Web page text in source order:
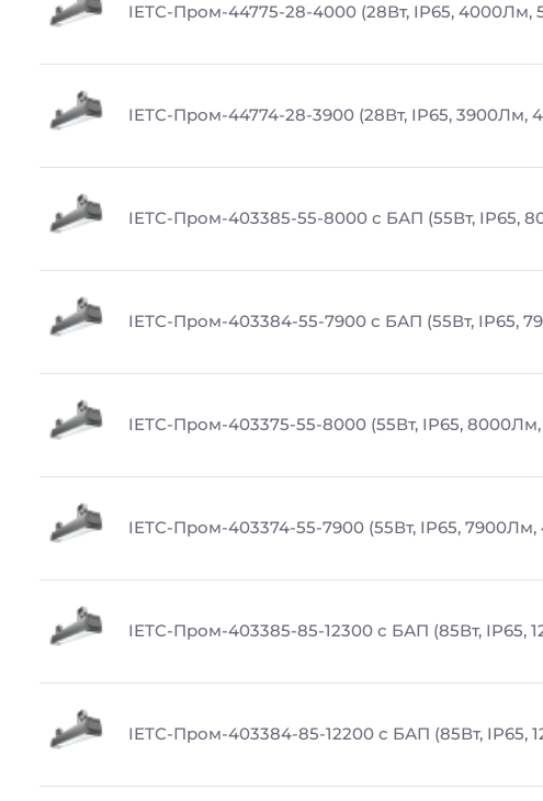
IETC-Пром-44775-28-4000 (28Вт, IP65, 4000Лм,
IETC-Пром-44774-28-3900 (28Вт, IP65, 3900Лм,
IETC-Пром-403385-55-8000 с БАП (55Вт, IP65,
IETC-Пром-403384-55-7900 с БАП (55Вт, IP65,
IETC-Пром-403375-55-8000 (55Вт, IP65,
IETC-Пром-403374-55-7900 (55Вт, IP65, 7900Лм,
IETC-Пром-403385-85-12300 с БАП (85Вт, IP65,
IETC-Пром-403384-85-12200 с БАП (85Вт, IP65,